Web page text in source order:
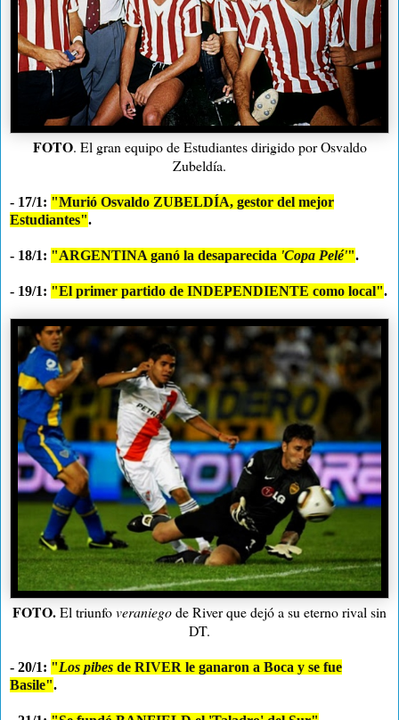
FOTO. El gran equipo de Estudiantes dirigido por Osvaldo
Zubeldía.
- 17/1: "Murió Osvaldo ZUBELDÍA, gestor del mejor
Estudiantes".
- 18/1: "ARGENTINA ganó la desaparecida 'Copa Pelé'".
- 19/1: "El primer partido de INDEPENDIENTE como local".
FOTO.El triunfoveraniegode River que dejó a su eterno rival sin
DT.
- 20/1: "Los pibes de RIVER le ganaron a Boca y se fue
Basile".